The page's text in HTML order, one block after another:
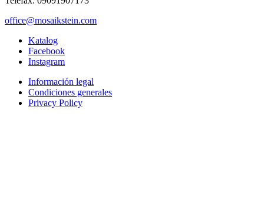
office@mosaikstein.com
Katalog
Facebook
Instagram
Información legal
Condiciones generales
Privacy Policy